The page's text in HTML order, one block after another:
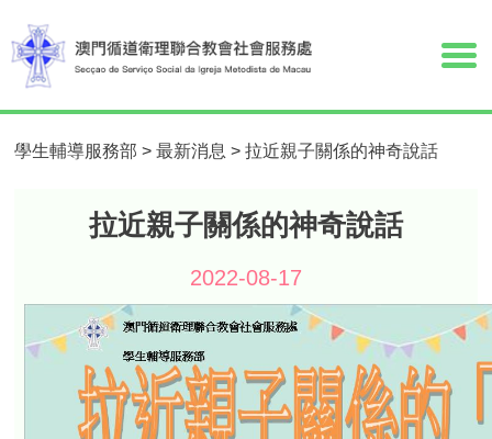
學生輔導服務部 > 最新消息 > 拉近親子關係的神奇說話
拉近親子關係的神奇說話
2022-08-17